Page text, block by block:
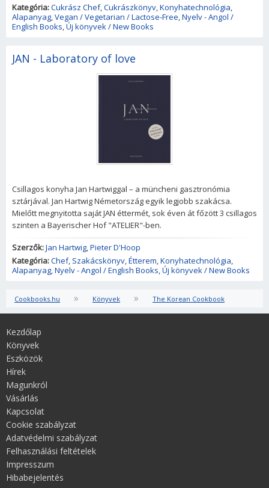
Kategória:Cukrász Chef,Cukrászkönyv,Konyhatechnológia,
Alapanyag,Vegan / Vegetarian / Lactose-Free,Nyelv - Angol /
English Books,Új könyvek / New Books
JAN - Laboratory of love
Csillagos konyha Jan Hartwiggal – a müncheni gasztronómia
sztárjával. Jan Hartwig Németország egyik legjobb szakácsa.
Mielőtt megnyitotta saját JAN éttermét, sok éven át főzött 3 csillagos
szinten a Bayerischer Hof "ATELIER"-ben.
Szerzők:Jan Hartwig,Pieter D'Hoop
Kategória:Chef, Szakácskönyv,Étterem,Konyhatechnológia,
Alapanyag,Nyelv - Angol / English Books,Új könyvek / New Books
Cookbooks.hu » Könyvek » The Korean Cookbook
Kezdőlap
Könyvek
Eszközök
Hírek
Magunkról
Vásárlás
Kapcsolat
Cookie szabályzat
Adatvédelmi szabályzat
Felhasználási feltételek
Impresszum
Hibabejelentés